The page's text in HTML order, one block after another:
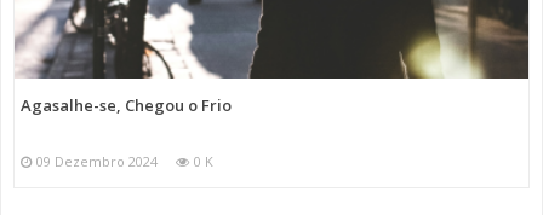
Agasalhe-se, Chegou o Frio
09 Dezembro 2024 0 K